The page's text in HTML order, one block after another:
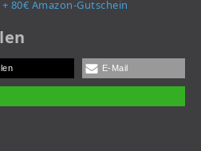
80€ Amazon-Gutschein
E-Mail